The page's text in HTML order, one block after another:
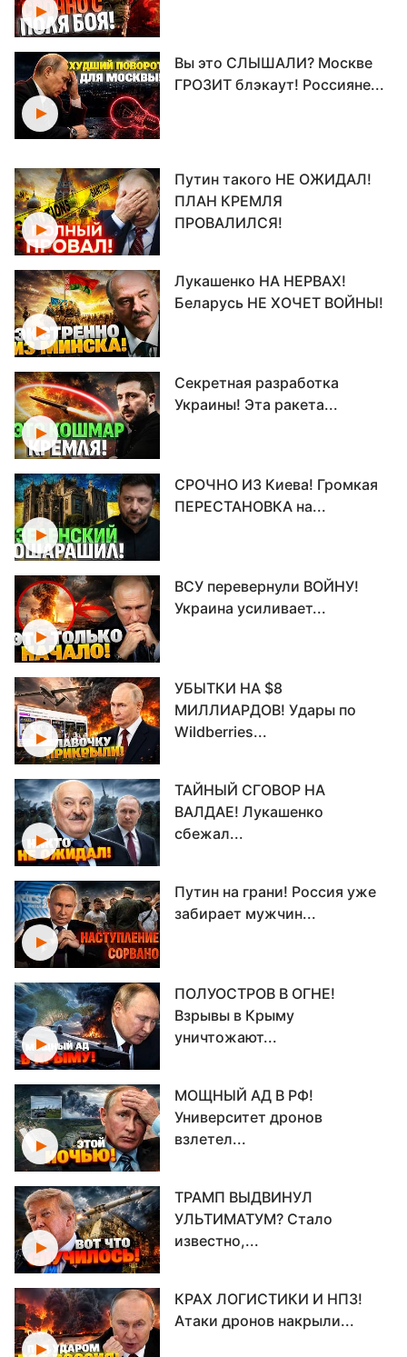
Вы это СЛЫШАЛИ? Москве
ГРОЗИТ блэкаут! Россияне...
Путин такого НЕ ОЖИДАЛ!
ПЛАН КРЕМЛЯ
ПРОВАЛИЛСЯ!
Лукашенко НА НЕРВАХ!
Беларусь НЕ ХОЧЕТ ВОЙНЫ!
Секретная разработка
Украины! Эта ракета...
СРОЧНО ИЗ Киева! Громкая
ПЕРЕСТАНОВКА на...
ВСУ перевернули ВОЙНУ!
Украина усиливает...
УБЫТКИ НА $8
МИЛЛИАРДОВ! Удары по
Wildberries...
ТАЙНЫЙ СГОВОР НА
ВАЛДАЕ! Лукашенко
сбежал...
Путин на грани! Россия уже
забирает мужчин...
ПОЛУОСТРОВ В ОГНЕ!
Взрывы в Крыму
уничтожают...
МОЩНЫЙ АД В РФ!
Университет дронов
взлетел...
ТРАМП ВЫДВИНУЛ
УЛЬТИМАТУМ? Стало
известно,...
КРАХ ЛОГИСТИКИ И НПЗ!
Атаки дронов накрыли...